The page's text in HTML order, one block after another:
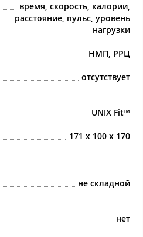
время, скорость, калории,
расстояние, пульс, уровень
нагрузки
НМП, РРЦ
отсутствует
UNIX Fit™
171 х 100 х 170
не складной
нет